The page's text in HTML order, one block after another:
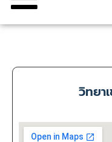
วิทยา